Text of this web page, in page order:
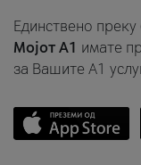
Единствено
Мојот A1 имате
за Вашите A1